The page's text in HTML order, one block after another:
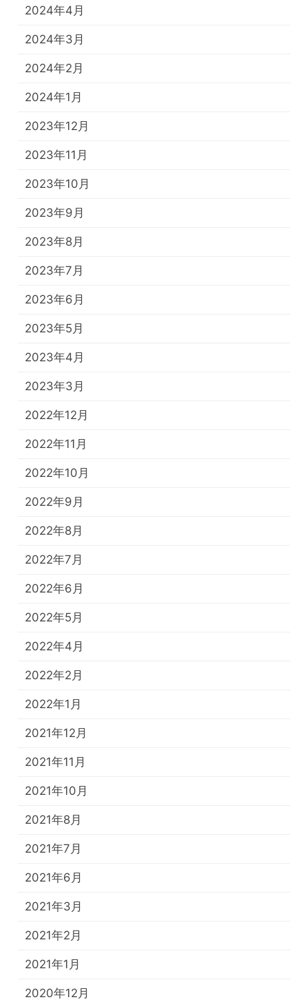
2024年4月
2024年3月
2024年2月
2024年1月
2023年12月
2023年11月
2023年10月
2023年9月
2023年8月
2023年7月
2023年6月
2023年5月
2023年4月
2023年3月
2022年12月
2022年11月
2022年10月
2022年9月
2022年8月
2022年7月
2022年6月
2022年5月
2022年4月
2022年2月
2022年1月
2021年12月
2021年11月
2021年10月
2021年8月
2021年7月
2021年6月
2021年3月
2021年2月
2021年1月
2020年12月